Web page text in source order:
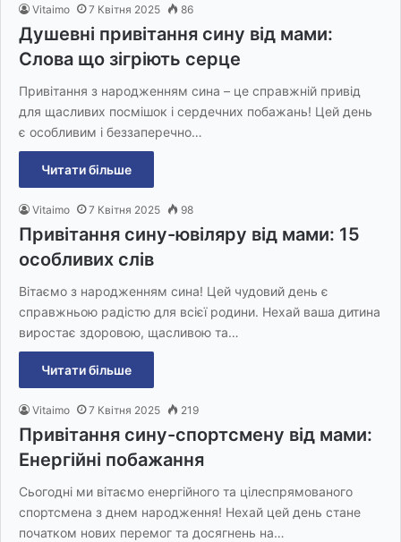
Vitaimo 7 Квітня 2025 86
Душевні привітання сину від мами:
Слова що зігріють серце
Привітання з народженням сина – це справжній привід
для щасливих посмішок і сердечних побажань! Цей день
є особливим і беззаперечно…
Читати більше
Vitaimo 7 Квітня 2025 98
Привітання сину-ювіляру від мами: 15
особливих слів
Вітаємо з народженням сина! Цей чудовий день є
справжньою радістю для всієї родини. Нехай ваша дитина
виростає здоровою, щасливою та…
Читати більше
Vitaimo 7 Квітня 2025 219
Привітання сину-спортсмену від мами:
Енергійні побажання
Сьогодні ми вітаємо енергійного та цілеспрямованого
спортсмена з днем народження! Нехай цей день стане
початком нових перемог та досягнень на…